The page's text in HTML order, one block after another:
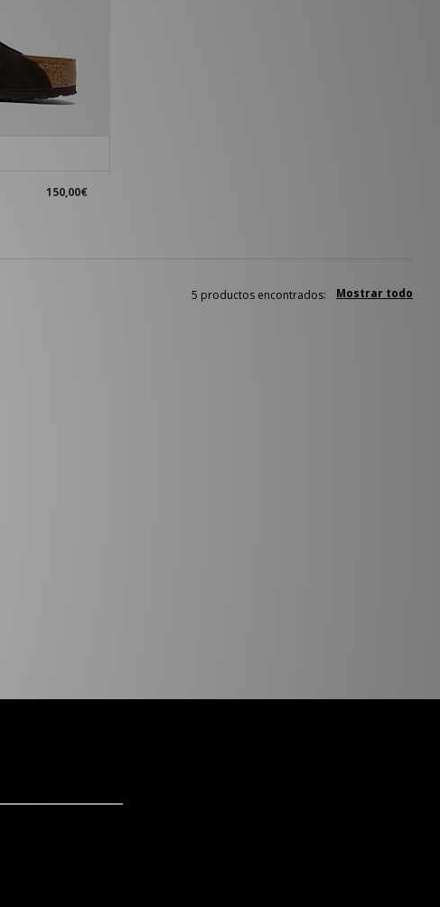
150,00€
Mostrar todo
5 productos encontrados: